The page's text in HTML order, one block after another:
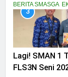
BERITA SMASGA
3
Lagi! SMAN 1
FLS3N Seni